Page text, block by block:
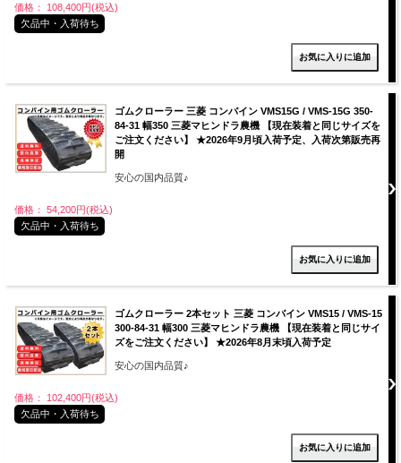
価格： 108,400円(税込)
欠品中・入荷待ち
ゴムクローラー 三菱 コンバイン VMS15G / VMS-15G 350-
84-31 幅350 三菱マヒンドラ農機 【現在装着と同じサイズを
ご注文ください】 ★2026年9月頃入荷予定、入荷次第販売再
開
安心の国内品質♪
価格： 54,200円(税込)
欠品中・入荷待ち
ゴムクローラー 2本セット 三菱 コンバイン VMS15 / VMS-15
300-84-31 幅300 三菱マヒンドラ農機 【現在装着と同じサイ
ズをご注文ください】 ★2026年8月末頃入荷予定
安心の国内品質♪
価格： 102,400円(税込)
欠品中・入荷待ち